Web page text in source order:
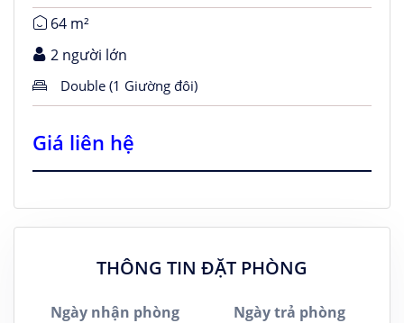
64 m²
2 người lớn
Double (1 Giường đôi)
Giá liên hệ
THÔNG TIN ĐẶT PHÒNG
Ngày nhận phòng Ngày trả phòng